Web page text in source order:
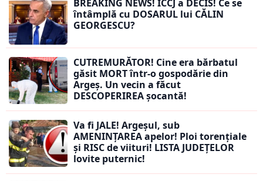
BREAKING NEWS! ICCJ a DECIS! Ce se
întâmplă cu DOSARUL lui CĂLIN
GEORGESCU?
CUTREMURĂTOR! Cine era bărbatul
găsit MORT într-o gospodărie din
Argeș. Un vecin a făcut
DESCOPERIREA șocantă!
Va fi JALE! Argeșul, sub
AMENINȚAREA apelor! Ploi torențiale
și RISC de viituri! LISTA JUDEȚELOR
lovite puternic!